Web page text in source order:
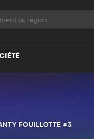
FOUILLOTTE #3